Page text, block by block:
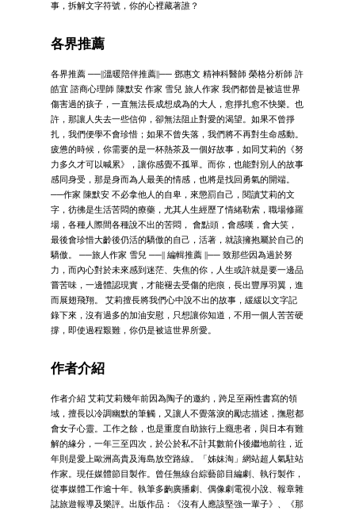
事，拆解文字符號，你的心裡藏著誰？
各界推薦
各界推薦 ──||溫暖陪伴推薦||── 鄧惠文 精神科醫師 榮格分析師 許
皓宜 諮商心理師 陳默安 作家 雪兒 旅人作家 我們都曾是被這世界
傷害過的孩子，一直無法長成想成為的大人，愈掙扎愈不快樂。也
許，那讓人失去一些信仰，卻無法阻止對愛的渴望。如果不曾掙
扎，我們便學不會珍惜；如果不曾失落，我們將不再對生命感動。
疲憊的時候，你需要的是一杯熱茶及一個好故事，如同艾莉的《努
力多久才可以喊累》，讓你感覺不孤單。而你，也能對別人的故事
感同身受，那是身而為人最美的情感，也將是找回勇氣的開端。
──作家 陳默安 不必拿他人的自卑，來懲罰自己，閱讀艾莉的文
字，彷彿是生活苦悶的療藥，尤其人生經歷了情緒勒索，職場修羅
場，各種人際間各種說不出的苦悶， 會點頭，會感嘆，會大笑，
最後會珍惜大齡後仍活的驕傲的自己，活著，就該擁抱屬於自己的
驕傲。 ──旅人作家 雪兒 ──|| 編輯推薦 ||── 致那些因為過於努
力，而內心對於未來感到迷茫、失焦的你，人生或許就是要一邊品
嘗苦味，一邊體認現實，才能褪去受傷的疤痕，長出豐厚羽翼，進
而展翅飛翔。 艾莉擅長將我們心中說不出的故事，緩緩以文字記
錄下來，沒有過多的加油安慰，只想讓你知道，不用一個人苦苦硬
撐，即使過程艱難，你仍是被這世界所愛。
作者介紹
作者介紹 艾莉艾莉幾年前因為陶子的邀約，跨足至兩性書寫的領
域，擅長以冷調幽默的筆觸，又讓人不覺落淚的勵志描述，撫慰都
會女子心靈。工作之餘，也是重度自助旅行上癮患者，與日本有難
解的緣分，一年三至四次，於公於私不計其數前仆後繼地前往，近
年則是愛上歐洲高貴及海島放空路線。「姊妹淘」網站超人氣駐站
作家。現任媒體節目製作。曾任無線台綜藝節目編劇、執行製作，
從事媒體工作逾十年。執筆多齣廣播劇、偶像劇電視小說、報章雜
誌旅遊報導及樂評。出版作品：《沒有人應該堅強一輩子》、《那